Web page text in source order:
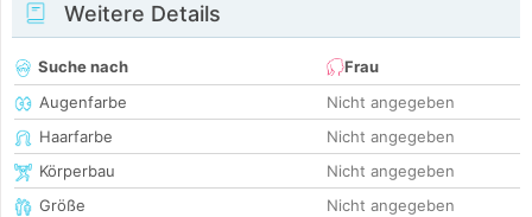
Weitere Details
Suche nach
Frau
Augenfarbe
Nicht angegeben
Haarfarbe
Nicht angegeben
Körperbau
Nicht angegeben
Größe
Nicht angegeben